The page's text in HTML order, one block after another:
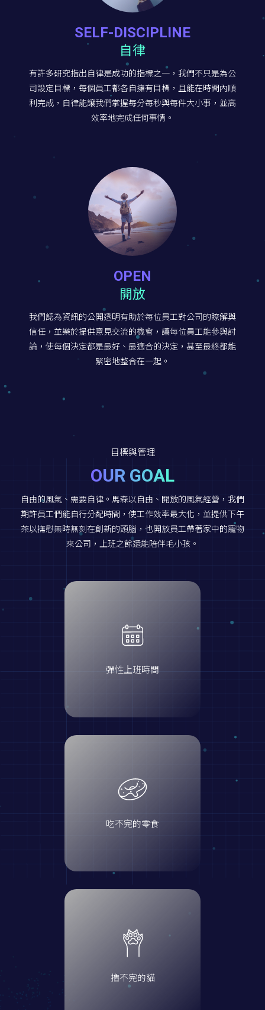
SELF-DISCIPLINE
自律
有許多研究指出自律是成功的指標之一，我們不只是為公
司設定目標，每個員工都各自擁有目標，且能在時間內順
利完成，自律能讓我們掌握每分每秒與每件大小事，並高
效率地完成任何事情。
OPEN
開放
我們認為資訊的公開透明有助於每位員工對公司的瞭解與
信任，並樂於提供意見交流的機會，讓每位員工能參與討
論，使每個決定都是最好、最適合的決定，甚至最終都能
緊密地整合在一起。
彈性上班時間
吃不完的零食
擼不完的貓
目標與管理
OUR GOAL
自由的風氣、需要自律。馬森以自由、開放的風氣經營，我們
期許員工們能自行分配時間，使工作效率最大化，並提供下午
茶以撫慰無時無刻在創新的頭腦，也開放員工帶著家中的寵物
來公司，上班之餘還能陪伴毛小孩。